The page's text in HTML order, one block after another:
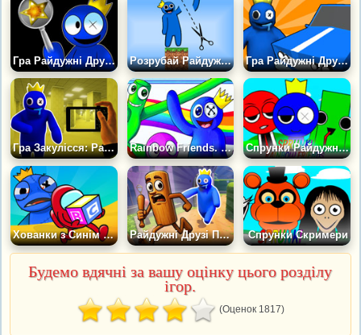
Гра Райдужні Друзі: Знайди Зірки Розрубай Райдужних Друзів Гра Райдужні Друзі: Дербі
Гра Закулісся: Райдужні Друзі Втеча Rainbow Friends. Страшні Звуки та Музика Спрунки Райдужні Друзі
Хованки з Синім Монстром Райдужні Друзі Повернення Спрунки Скримери
Будемо вдячні за вашу оцінку цього розділу
ігор.
(Оценок 1817)